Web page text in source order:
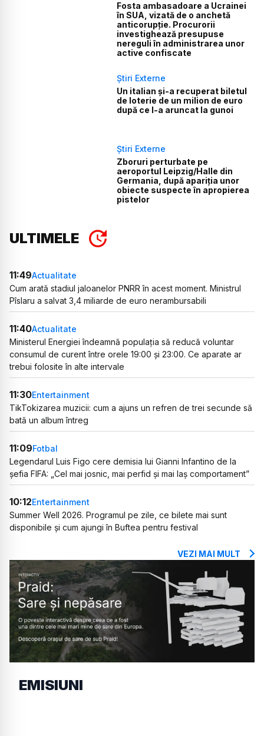
Fosta ambasadoare a Ucrainei
în SUA, vizată de o anchetă
anticorupție. Procurorii
investighează presupuse
nereguli în administrarea unor
active confiscate
Știri Externe
Un italian și-a recuperat biletul
de loterie de un milion de euro
după ce l-a aruncat la gunoi
Știri Externe
Zboruri perturbate pe
aeroportul Leipzig/Halle din
Germania, după apariția unor
obiecte suspecte în apropierea
pistelor
ULTIMELE
11:49Actualitate
Cum arată stadiul jaloanelor PNRR în acest moment. Ministrul
Pîslaru a salvat 3,4 miliarde de euro nerambursabili
11:40Actualitate
Ministerul Energiei îndeamnă populația să reducă voluntar
consumul de curent între orele 19:00 și 23:00. Ce aparate ar
trebui folosite în alte intervale
11:30Entertainment
TikTokizarea muzicii: cum a ajuns un refren de trei secunde să
bată un album întreg
11:09Fotbal
Legendarul Luis Figo cere demisia lui Gianni Infantino de la
șefia FIFA: „Cel mai josnic, mai perfid și mai laș comportament”
10:12Entertainment
Summer Well 2026. Programul pe zile, ce bilete mai sunt
disponibile și cum ajungi în Buftea pentru festival
VEZI MAI MULT
EMISIUNI